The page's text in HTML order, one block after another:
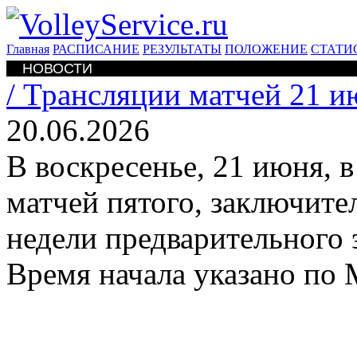
Главная РАСПИСАНИЕ РЕЗУЛЬТАТЫ ПОЛОЖЕНИЕ
НОВОСТИ
/ Трансляции матчей 21
20.06.2026
В воскресенье, 21 июня,
матчей пятого,
недели
Время начала указано по